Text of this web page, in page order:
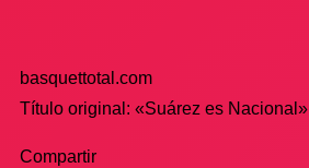
basquettotal.com
Título original: «Suárez es Nacional»
Compartir